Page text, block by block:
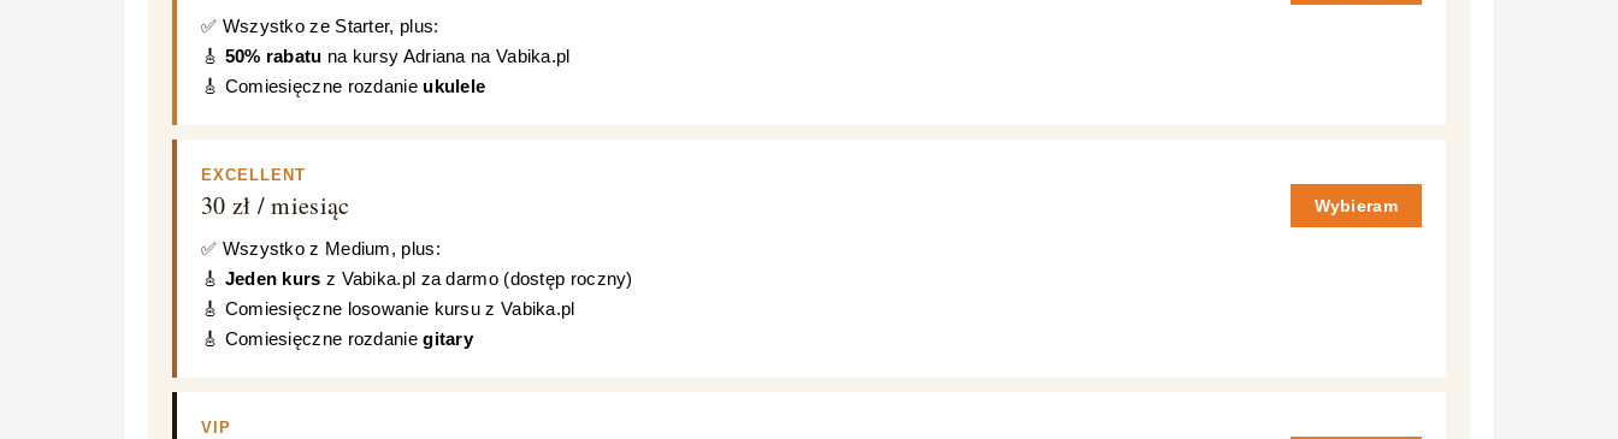
✅ Wszystko ze Starter, plus:
🎸 50% rabatu na kursy Adriana na Vabika.pl
🎸 Comiesięczne rozdanie ukulele
EXCELLENT
30 zł / miesiąc Wybieram
✅ Wszystko z Medium, plus:
🎸 Jeden kurs z Vabika.pl za darmo (dostęp roczny)
🎸 Comiesięczne losowanie kursu z Vabika.pl
🎸 Comiesięczne rozdaniegitary
VIP